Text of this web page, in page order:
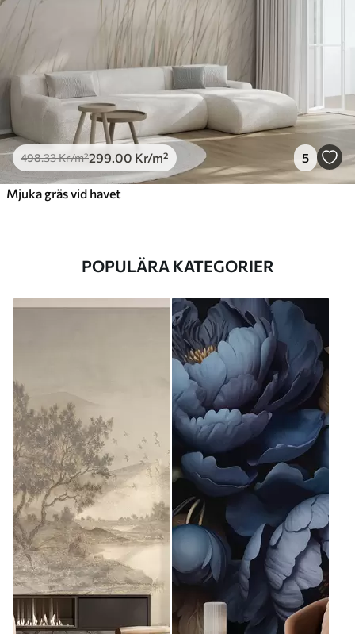
498.33Kr/m²299 .00 Kr/m² 5
Mjuka gräs vid havet
POPULÄRA KATEGORIER